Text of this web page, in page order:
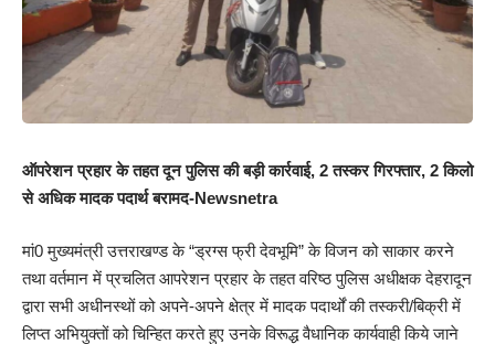
ऑपरेशन प्रहार के तहत दून पुलिस की बड़ी कार्रवाई, 2 तस्कर गिरफ्तार, 2 किलो
से अधिक मादक पदार्थ बरामद-Newsnetra
मां0 मुख्यमंत्री उत्तराखण्ड के “ड्रग्स फ्री देवभूमि” के विजन को साकार करने
तथा वर्तमान में प्रचलित आपरेशन प्रहार के तहत वरिष्ठ पुलिस अधीक्षक देहरादून
द्वारा सभी अधीनस्थों को अपने-अपने क्षेत्र में मादक पदार्थों की तस्करी/बिक्री में
लिप्त अभियुक्तों को चिन्हित करते हुए उनके विरूद्ध वैधानिक कार्यवाही किये जाने